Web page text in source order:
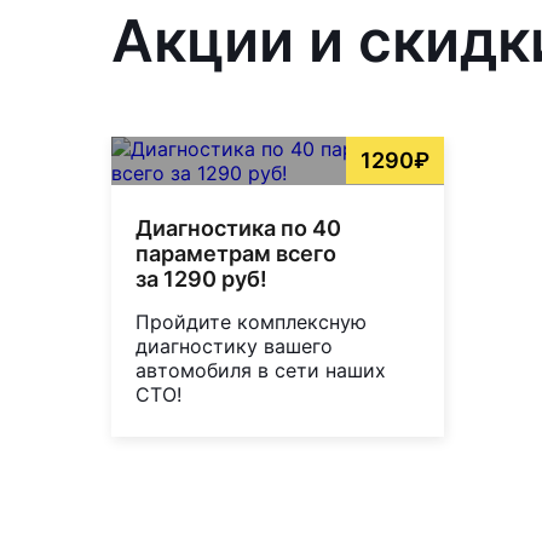
Акции и
1290₽
Диагностика по 40
параметрам всего
за 1290 руб!
Пройдите комплексную
диагностику вашего
автомобиля в сети наших
СТО!